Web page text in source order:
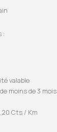
:
valable
moins de 3 mois
Cts / Km